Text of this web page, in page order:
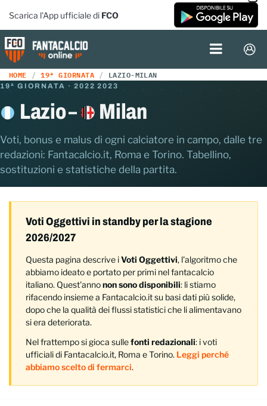
Scarica l'App ufficiale di FCO
HOME 19ª GIORNATA LAZIO-MILAN
19ª GIORNATA · 2022 2023
Lazio – Milan
Voti, bonus e malus di ogni calciatore in campo, dalle tre
redazioni: Fantacalcio.it, Roma e Torino. Tabellino,
sostituzioni e statistiche della partita.
Voti Oggettivi in standby per la stagione
2026/2027
Questa pagina descrive iVoti Oggettivi, l'algoritmo che
abbiamo ideato e portato per primi nel fantacalcio
italiano. Quest'annonon sono disponibili: li stiamo
rifacendo insieme a Fantacalcio.it su basi dati più solide,
dopo che la qualità dei flussi statistici che li alimentavano
si era deteriorata.
Nel frattempo si gioca sullefonti redazionali: i voti
ufficiali di Fantacalcio.it, Roma e Torino. Leggi perché
abbiamo scelto di fermarci.